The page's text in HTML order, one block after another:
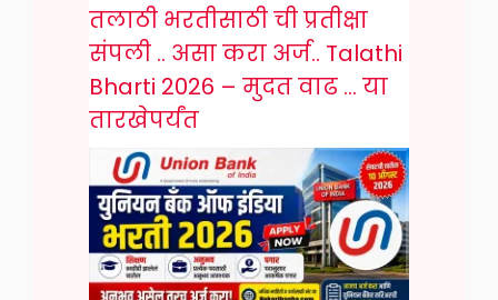
तलाठी भरतीसाठी ची प्रतीक्षा
संपली .. असा करा अर्ज.. Talathi
Bharti 2026 – मुदत वाढ … या
तारखेपर्यंत